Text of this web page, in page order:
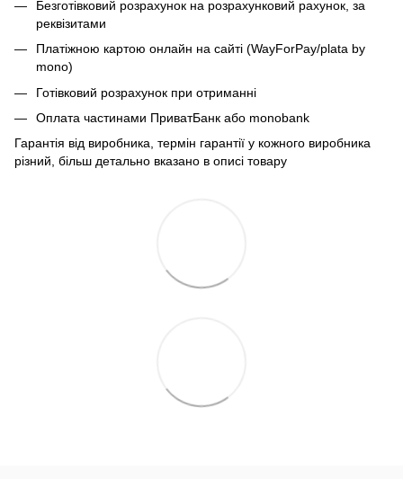
Безготівковий розрахунок на розрахунковий рахунок, за
реквізитами
Платіжною картою онлайн на сайті (WayForPay/plata by
mono)
Готівковий розрахунок при отриманні
Оплата частинами ПриватБанк або monobank
Гарантія від виробника, термін гарантії у кожного виробника
різний, більш детально вказано в описі товару